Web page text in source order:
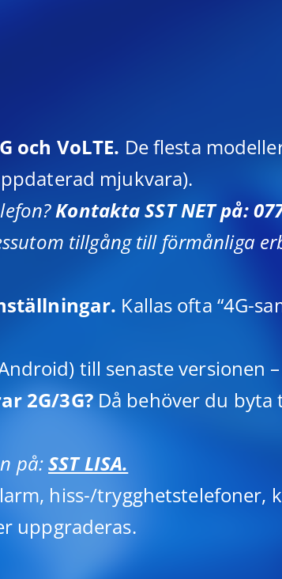
och VoLTE. De flesta
mjukvara).
Kontakta SST NET på:
tillgång till förmånliga
Kallas ofta “4G-
till senaste versionen
2G/3G?Då behöver du byta
på:SST LISA.
hiss-/trygghetstelefoner,
uppgraderas.